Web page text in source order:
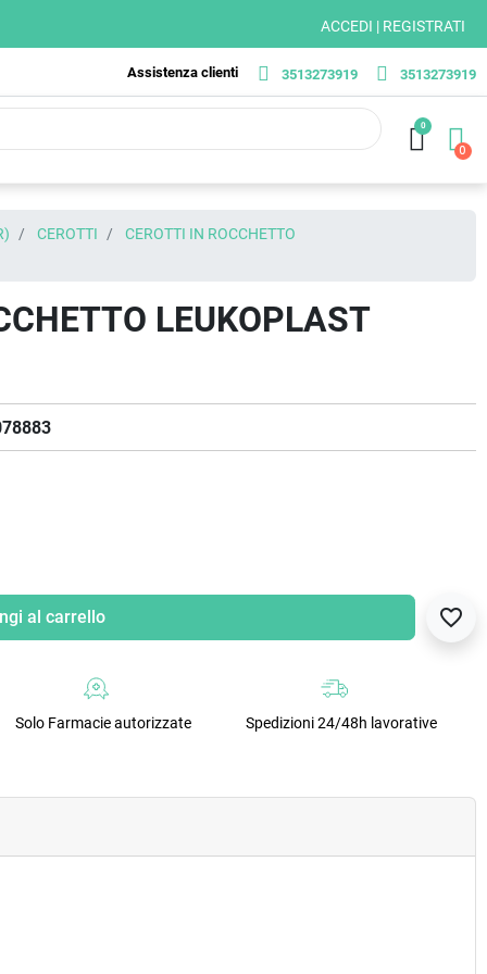
ACCEDI | REGISTRATI
Assistenza clienti 3513273919 3513273919
0
CEROTTI
CEROTTI IN ROCCHETTO
LEUKOPLAST
al carrello favorite_border
Solo Farmacie autorizzate Spedizioni 24/48h lavorative